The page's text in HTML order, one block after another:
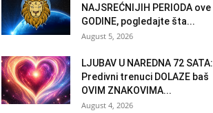
NAJSREĆNIJIH PERIODA ove
GODINE, pogledajte šta...
August 5, 2026
LJUBAV U NAREDNA 72 SATA:
Predivni trenuci DOLAZE baš
OVIM ZNAKOVIMA...
August 4, 2026